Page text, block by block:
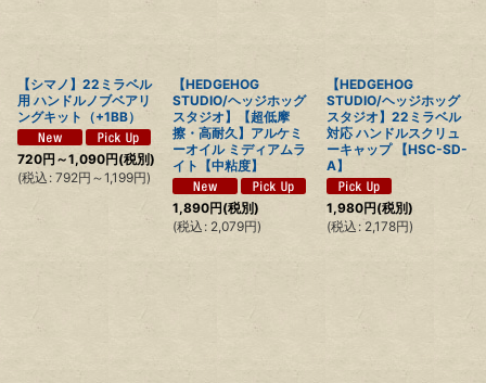
【シマノ】22ミラベル
用 ハンドルノブベアリ
ングキット（+1BB）
720円 ～1,090円(税別)
(税込 : 792円 ～1,199円)
【HEDGEHOG
STUDIO/ヘッジホッグ
スタジオ】【超低摩
擦・高耐久】アルケミ
ーオイル ミディアムラ
イト【中粘度】
1,890円(税別)
(税込 : 2,079円)
【HEDGEHOG
STUDIO/ヘッジホッグ
スタジオ】22ミラベル
対応 ハンドルスクリュ
ーキャップ 【HSC-SD-
A】
1,980円(税別)
(税込 : 2,178円)